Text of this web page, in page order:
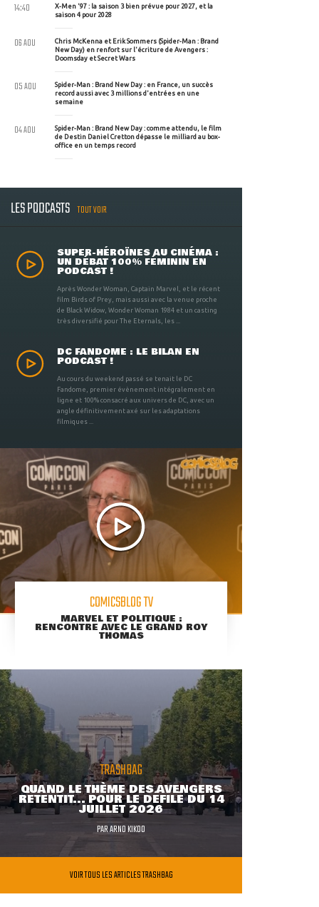
X-Men '97 : la saison 3 bien prévue pour 2027, et la
saison 4 pour 2028
14:40
Chris McKenna et Erik Sommers (Spider-Man : Brand
New Day) en renfort sur l'écriture de Avengers :
Doomsday et Secret Wars
06 AOU
Spider-Man : Brand New Day : en France, un succès
record aussi avec 3 millions d'entrées en une
semaine
05 AOU
Spider-Man : Brand New Day : comme attendu, le film
de Destin Daniel Cretton dépasse le milliard au box-
office en un temps record
04 AOU
LES PODCASTS TOUT VOIR
SUPER-HÉROÏNES AU CINÉMA :
UN DÉBAT 100% FÉMININ EN
PODCAST !
Après Wonder Woman, Captain Marvel, et le récent
film Birds of Prey, mais aussi avec la venue proche
de Black Widow, Wonder Woman 1984 et un casting
très diversifié pour The Eternals, les ...
DC FANDOME : LE BILAN EN
PODCAST !
Au cours du weekend passé se tenait le DC
Fandome, premier évènement intégralement en
ligne et 100% consacré aux univers de DC, avec un
angle définitivement axé sur les adaptations
filmiques ...
COMICSBLOG TV
MARVEL ET POLITIQUE :
RENCONTRE AVEC LE GRAND ROY
THOMAS
TRASHBAG
QUAND LE THÈME DES AVENGERS
RETENTIT... POUR LE DÉFILÉ DU 14
JUILLET 2026
PARARNO KIKOO
VOIR TOUS LES ARTICLES TRASHBAG